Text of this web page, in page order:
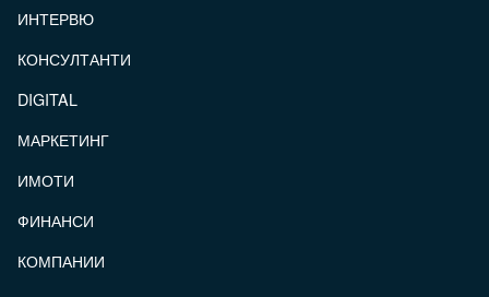
ИНТЕРВЮ
КОНСУЛТАНТИ
DIGITAL
МАРКЕТИНГ
ИМОТИ
ФИНАНСИ
КОМПАНИИ